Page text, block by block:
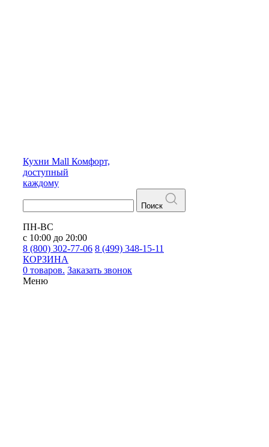
Кухни Mall Комфорт,
доступный
каждому
Поиск
ПН-ВС
с 10:00 до 20:00
8 (800) 302-77-06 8 (499) 348-15-11
КОРЗИНА
0 товаров. Заказать звонок
Меню